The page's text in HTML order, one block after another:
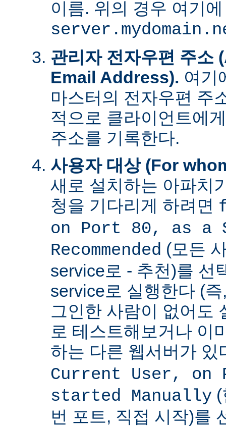
이름. 위의 경우 여기에
관리자 전자우편 주
Email Address). 여기
마스터의 전자우편 주
적으로 클라이언트에
주소를 기록한다.
사용자 대상 (For
새로 설치하는 아파치
청을 기다리게 하려면
on Port 80, as a
Recommended (모든
service로 - 추천)를 선
service로 실행한다 (
그인한 사람이 없어도
로 테스트해보거나 이
하는 다른 웹서버가
Current User, on
started Manually
번 포트, 직접 시작)를